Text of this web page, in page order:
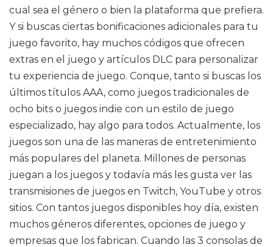
cual sea el género o bien la plataforma que prefiera.
Y si buscas ciertas bonificaciones adicionales para tu
juego favorito, hay muchos códigos que ofrecen
extras en el juego y artículos DLC para personalizar
tu experiencia de juego. Conque, tanto si buscas los
últimos títulos AAA, como juegos tradicionales de
ocho bits o juegos indie con un estilo de juego
especializado, hay algo para todos. Actualmente, los
juegos son una de las maneras de entretenimiento
más populares del planeta. Millones de personas
juegan a los juegos y todavía más les gusta ver las
transmisiones de juegos en Twitch, YouTube y otros
sitios. Con tantos juegos disponibles hoy día, existen
muchos géneros diferentes, opciones de juego y
empresas que los fabrican. Cuando las 3 consolas de